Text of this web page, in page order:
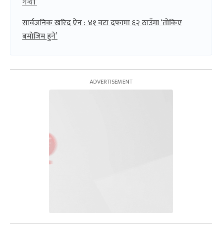
सार्वजनिक खरिद ऐन : ४१ वटा दफामा ६२ ठाउँमा ‘तोकिए
बमोजिम हुने’